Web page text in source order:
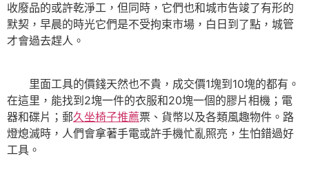
收廢品的或許乾淨工，但同時，它們也和城市告竣了有形的
默契，早晨的時光它們是不受拘束市場，白日到了點，城管
才會過去趕人。
里面工具的價錢天然也不貴，成交價1塊到10塊的都有。
在這里，能找到2塊一件的衣服和20塊一個的膠片相機；電
器和碟片；郵久坐椅子推薦票、貨幣以及各類風趣物件。路
燈熄滅時，人們會拿著手電或許手機忙亂照亮，生怕錯過好
工具。